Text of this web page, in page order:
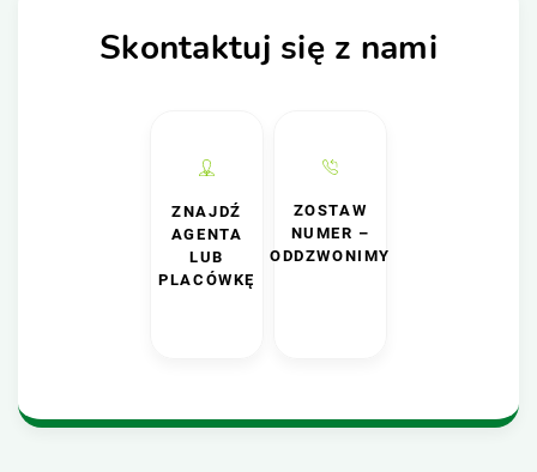
Skontaktuj się z nami
ZNAJDŹ
AGENTA
LUB
PLACÓWKĘ
ZOSTAW
NUMER –
ODDZWONIMY